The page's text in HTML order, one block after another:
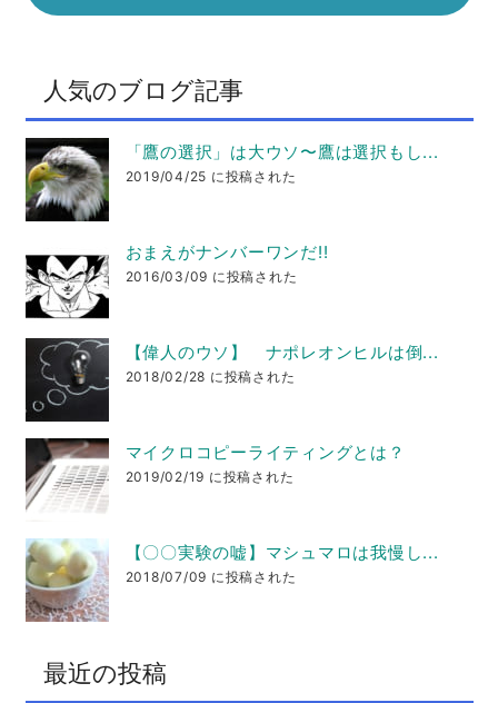
人気のブログ記事
「鷹の選択」は大ウソ〜鷹は選択もし...
2019/04/25 に投稿された
おまえがナンバーワンだ!!
2016/03/09 に投稿された
【偉人のウソ】 ナポレオンヒルは倒...
2018/02/28 に投稿された
マイクロコピーライティングとは？
2019/02/19 に投稿された
【〇〇実験の嘘】マシュマロは我慢し...
2018/07/09 に投稿された
最近の投稿